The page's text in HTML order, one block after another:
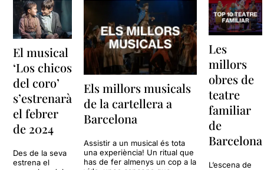
El musical
‘Los chicos
del coro’
s’estrenarà
el febrer
de 2024
Des de la seva
estrena el
Els millors musicals
de la cartellera a
Barcelona
Assistir a un musical és tota
una experiència! Un ritual que
has de fer almenys un cop a la
Les
millors
obres de
teatre
familiar
de
Barcelona
L’escena de